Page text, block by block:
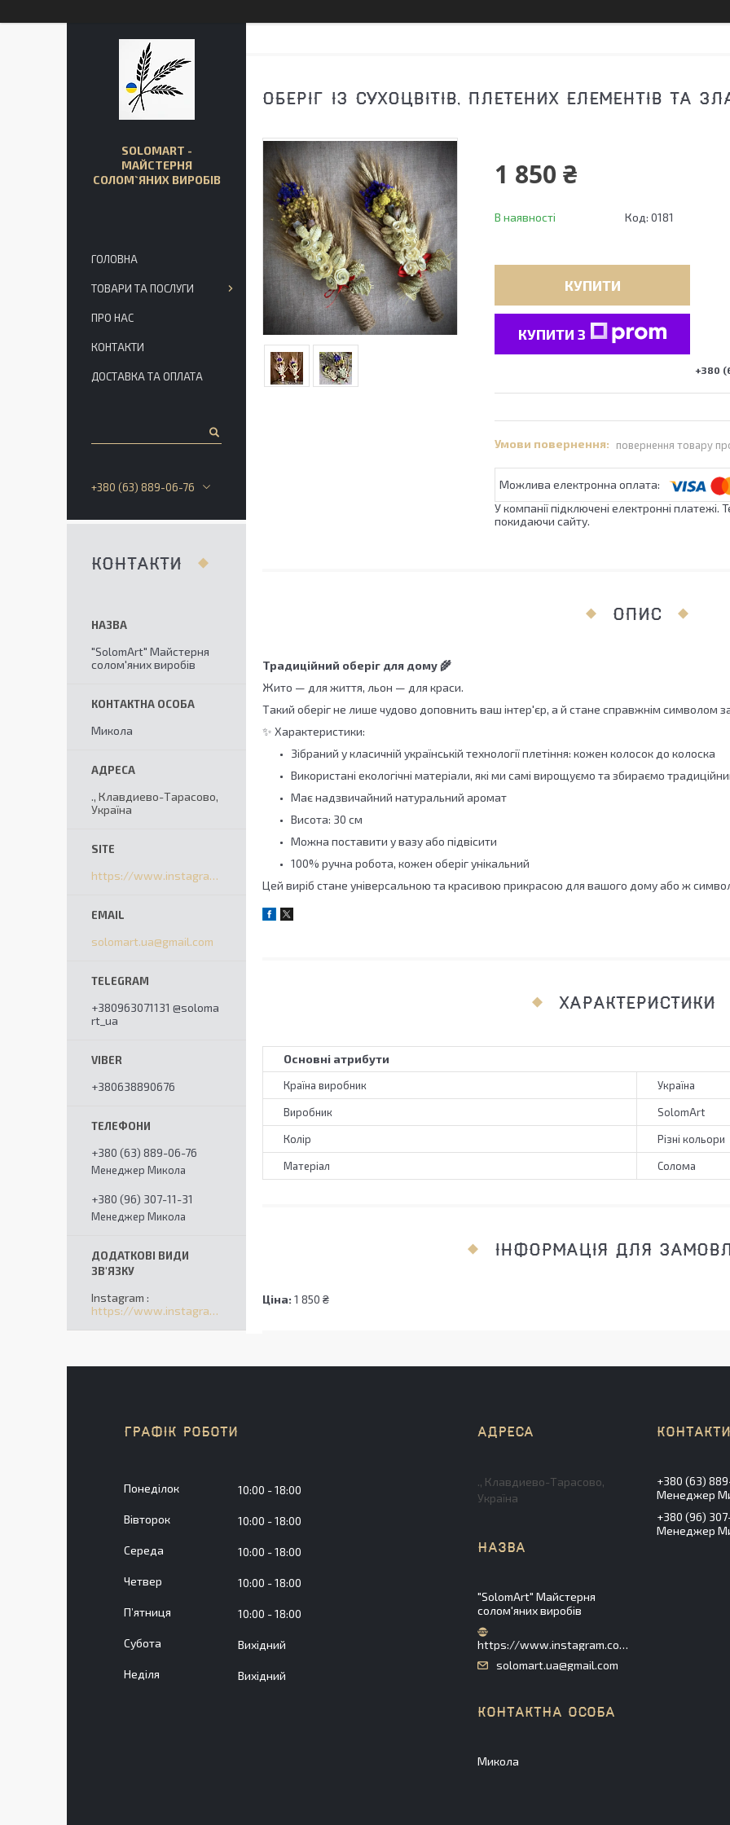
ОБЕРІГ ІЗ СУХОЦВІТІВ, ПЛЕТЕНИХ ЕЛЕМЕНТІВ ТА
1 850 ₴
В наявності Код: 0181
КУПИТИ
КУПИТИ З
+380
повернення товару
У компанії підключені електронні
покидаючи сайту.
ОПИС
Традиційний оберіг для дому 🌾
Жито — для життя, льон — для краси.
Такий оберіг не лише чудово доповнить ваш інтер'єр, а й стане справжнім символом
✨ Характеристики:
Зібраний у класичній українській технології плетіння: кожен колосок до колоска
Використані екологічні матеріали, які ми самі вирощуємо та збираємо
Має надзвичайний натуральний аромат
Висота: 30 см
Можна поставити у вазу або підвісити
100% ручна робота, кожен оберіг унікальний
Цей виріб стане універсальною та красивою прикрасою для вашого дому або ж
ХАРАКТЕРИСТИКИ
Основні атрибути
Країна виробник Україна
Виробник SolomArt
Колір Різні кольори
Матеріал Солома
ІНФОРМАЦІЯ ДЛЯ
Ціна: 1 850 ₴
SOLOMART -
МАЙСТЕРНЯ
СОЛОМ`ЯНИХ ВИРОБІВ
ГОЛОВНА
ТОВАРИ ТА ПОСЛУГИ
ПРО НАС
КОНТАКТИ
ДОСТАВКА ТА ОПЛАТА
+380 (63) 889-06-76
КОНТАКТИ
"SolomArt" Майстерня
солом'яних виробів
Микола
., Клавдиево-Тарасово,
Україна
https://www.instagram.com/solomart_ua/
solomart.ua@gmail.com
+380963071131 @soloma
rt_ua
+380638890676
+380 (63) 889-06-76
Менеджер Микола
+380 (96) 307-11-31
Менеджер Микола
Instagram
https://www.instagram.com/solomart_ua/
ГРАФІК РОБОТИ
Понеділок 10:00 18:00
Вівторок 10:00 18:00
Середа 10:00 18:00
Четвер 10:00 18:00
Пʼятниця 10:00 18:00
Субота Вихідний
Неділя Вихідний
., Клавдиево-Тарасово,
Україна
"SolomArt" Майстерня
солом'яних виробів
https://www.instagram.com/solomart_ua/
solomart.ua@gmail.com
Микола
+380 (63)
Менеджер
+380 (96)
Менеджер